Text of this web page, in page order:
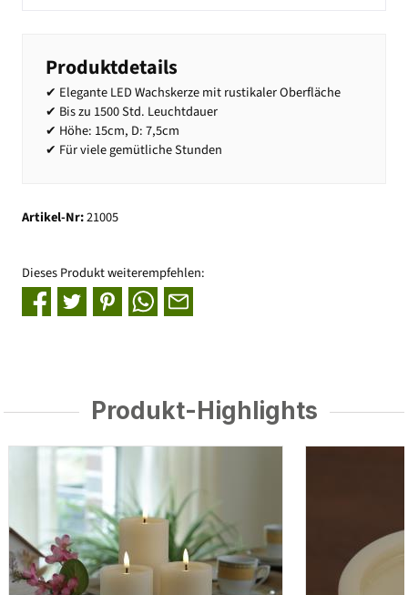
Produktdetails
✔ Elegante LED Wachskerze mit rustikaler Oberfläche
✔ Bis zu 1500 Std. Leuchtdauer
✔ Höhe: 15cm, D: 7,5cm
✔ Für viele gemütliche Stunden
Artikel-Nr:21005
Dieses Produkt weiterempfehlen:
Produkt-Highlights